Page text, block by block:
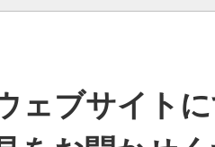
ェブサイト